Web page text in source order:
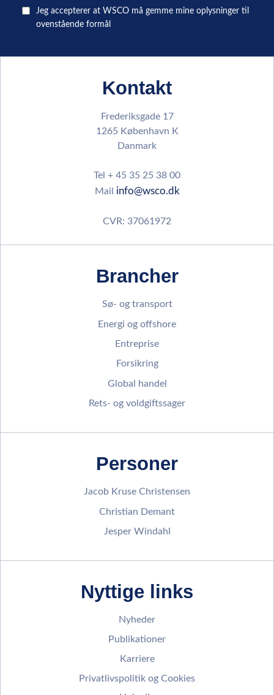
Jeg accepterer at WSCO må gemme mine oplysninger til
ovenstående formål
Kontakt
Frederiksgade 17
1265 København K
Danmark
Tel + 45 35 25 38 00
Mail info@wsco.dk
CVR: 37061972
Brancher
Sø- og transport
Energi og offshore
Entreprise
Forsikring
Global handel
Rets- og voldgiftssager
Personer
Jacob Kruse Christensen
Christian Demant
Jesper Windahl
Nyttige links
Nyheder
Publikationer
Karriere
Privatlivspolitik og Cookies